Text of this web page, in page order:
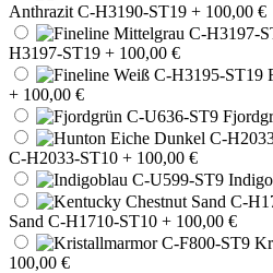
Anthrazit C-H3190-ST19 + 100,00 €
H3197-ST19 + 100,00 €
+ 100,00 €
C-H2033-ST10 + 100,00 €
Sand C-H1710-ST10 + 100,00 €
100,00 €